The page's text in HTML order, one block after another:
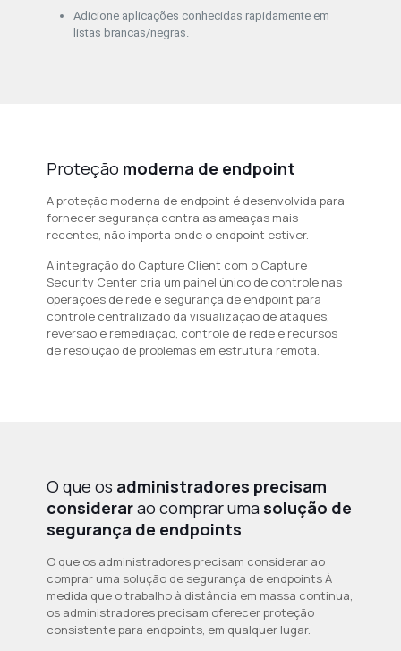
Adicione aplicações conhecidas rapidamente em
listas brancas/negras.
Proteção moderna de endpoint
A proteção moderna de endpoint é desenvolvida para
fornecer segurança contra as ameaças mais
recentes, não importa onde o endpoint estiver.
A integração do Capture Client com o Capture
Security Center cria um painel único de controle nas
operações de rede e segurança de endpoint para
controle centralizado da visualização de ataques,
reversão e remediação, controle de rede e recursos
de resolução de problemas em estrutura remota.
O que os administradores precisam
considerarao comprar uma solução de
segurança de endpoints
O que os administradores precisam considerar ao
comprar uma solução de segurança de endpoints À
medida que o trabalho à distância em massa continua,
os administradores precisam oferecer proteção
consistente para endpoints, em qualquer lugar.